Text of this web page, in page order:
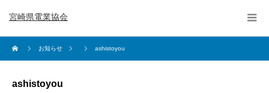
宮崎県電業協会
お知らせ ashistoyou
ashistoyou